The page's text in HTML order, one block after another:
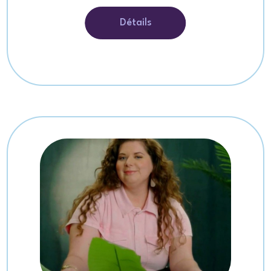
Détails